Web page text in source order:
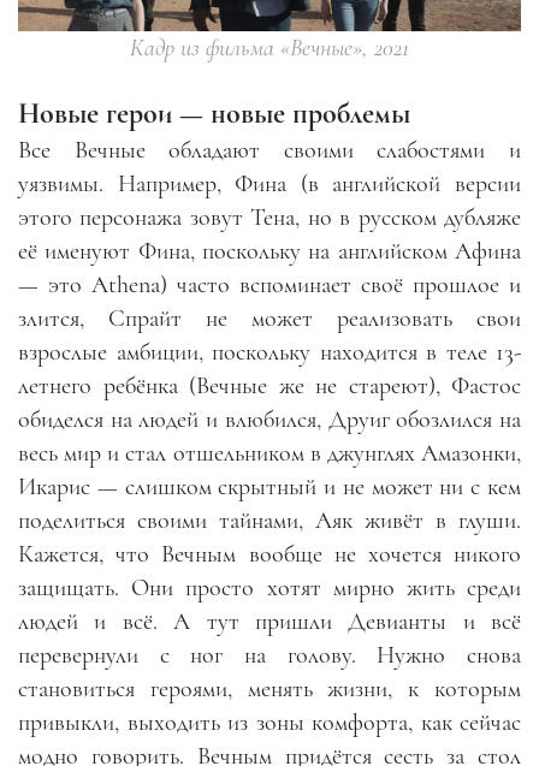
Кадр из фильма «Вечные», 2021
Новые герои — новые проблемы
Все Вечные обладают своими слабостями и
уязвимы. Например, Фина (в английской версии
этого персонажа зовут Тена, но в русском дубляже
её именуют Фина, поскольку на английском Афина
— это Athena) часто вспоминает своё прошлое и
злится, Спрайт не может реализовать свои
взрослые амбиции, поскольку находится в теле 13-
летнего ребёнка (Вечные же не стареют), Фастос
обиделся на людей и влюбился, Друиг обозлился на
весь мир и стал отшельником в джунглях Амазонки,
Икарис — слишком скрытный и не может ни с кем
поделиться своими тайнами, Аяк живёт в глуши.
Кажется, что Вечным вообще не хочется никого
защищать. Они просто хотят мирно жить среди
людей и всё. А тут пришли Девианты и всё
перевернули с ног на голову. Нужно снова
становиться героями, менять жизни, к которым
привыкли, выходить из зоны комфорта, как сейчас
модно говорить. Вечным придётся сесть за стол